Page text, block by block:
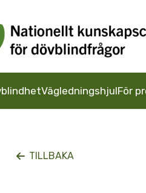
VägledningshjulFör
TILLBAKA